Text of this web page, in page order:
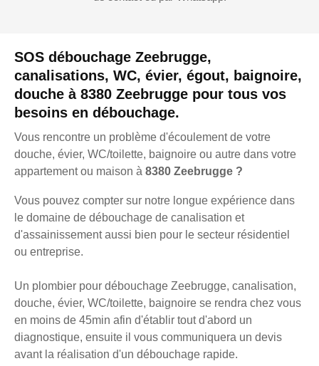
SOS débouchage Zeebrugge,
canalisations, WC, évier, égout, baignoire,
douche à 8380 Zeebrugge pour tous vos
besoins en débouchage.
Vous rencontre un problème d'écoulement de votre
douche, évier, WC/toilette, baignoire ou autre dans votre
appartement ou maison à 8380 Zeebrugge ?
Vous pouvez compter sur notre longue expérience dans
le domaine de débouchage de canalisation et
d'assainissement aussi bien pour le secteur résidentiel
ou entreprise.
Un plombier pour débouchage Zeebrugge, canalisation,
douche, évier, WC/toilette, baignoire se rendra chez vous
en moins de 45min afin d'établir tout d'abord un
diagnostique, ensuite il vous communiquera un devis
avant la réalisation d'un débouchage rapide.